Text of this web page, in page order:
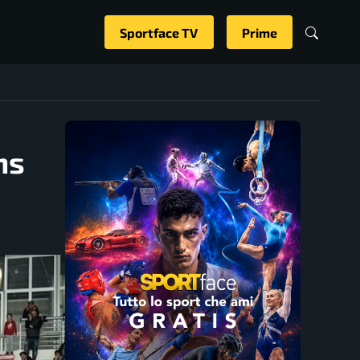
Sportface TV Prime